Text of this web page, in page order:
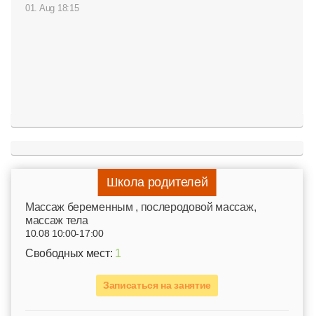
01. Aug 18:15
Школа родителей
Mассаж беременным , послеродовой массаж,
массаж тела
10.08 10:00-17:00
Свободных мест: 1
Записаться на занятие